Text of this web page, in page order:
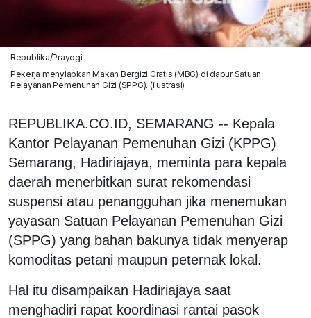
Republika/Prayogi
Pekerja menyiapkan Makan Bergizi Gratis (MBG) di dapur Satuan
Pelayanan Pemenuhan Gizi (SPPG). (ilustrasi)
REPUBLIKA.CO.ID, SEMARANG -- Kepala
Kantor Pelayanan Pemenuhan Gizi (KPPG)
Semarang, Hadiriajaya, meminta para kepala
daerah menerbitkan surat rekomendasi
suspensi atau penangguhan jika menemukan
yayasan Satuan Pelayanan Pemenuhan Gizi
(SPPG) yang bahan bakunya tidak menyerap
komoditas petani maupun peternak lokal.
Hal itu disampaikan Hadiriajaya saat
menghadiri rapat koordinasi rantai pasok